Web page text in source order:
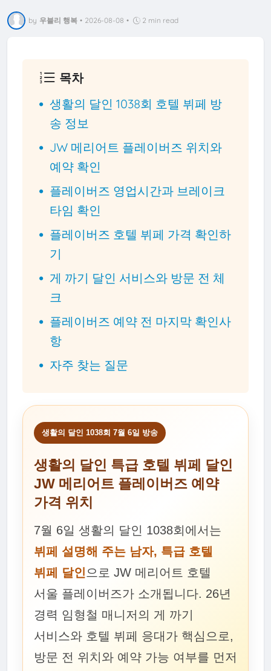
by 우블리 행복 • 2026-08-08 • 2 min read
목차
생활의 달인 1038회 호텔 뷔페 방
송 정보
JW 메리어트 플레이버즈 위치와
예약 확인
플레이버즈 영업시간과 브레이크
타임 확인
플레이버즈 호텔 뷔페 가격 확인하
기
게 까기 달인 서비스와 방문 전 체
크
플레이버즈 예약 전 마지막 확인사
항
자주 찾는 질문
생활의 달인 1038회 7월 6일 방송
생활의 달인 특급 호텔 뷔페 달인
JW 메리어트 플레이버즈 예약
가격 위치
7월 6일 생활의 달인 1038회에서는
뷔페 설명해 주는 남자, 특급 호텔
뷔페 달인으로 JW 메리어트 호텔
서울 플레이버즈가 소개됩니다. 26년
경력 임형철 매니저의 게 까기
서비스와 호텔 뷔페 응대가 핵심으로,
방문 전 위치와 예약 가능 여부를 먼저